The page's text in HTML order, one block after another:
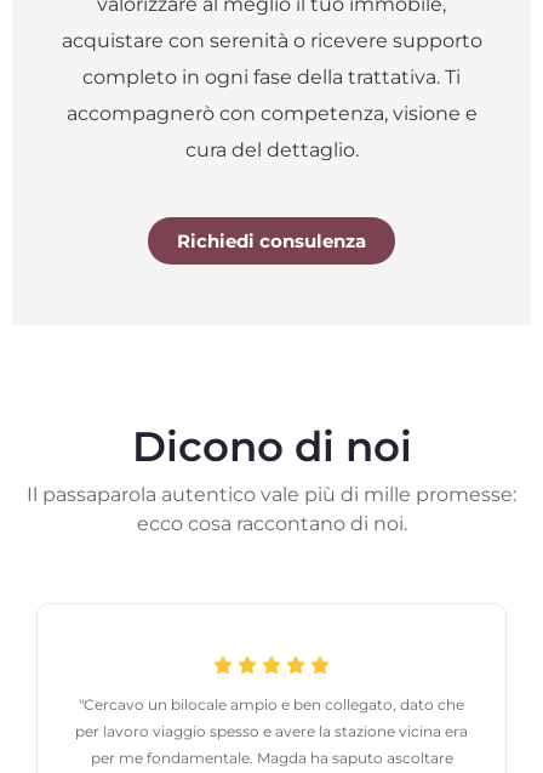
acquistare con serenità o ricevere supporto
completo in ogni fase della trattativa. Ti
accompagnerò con competenza, visione e
cura del dettaglio.
Richiedi consulenza
Dicono di noi
Il passaparola autentico vale più di mille promesse:
ecco cosa raccontano di noi.
"Cercavo un bilocale ampio e ben collegato, dato che
per lavoro viaggio spesso e avere la stazione vicina era
per me fondamentale. Magda ha saputo ascoltare